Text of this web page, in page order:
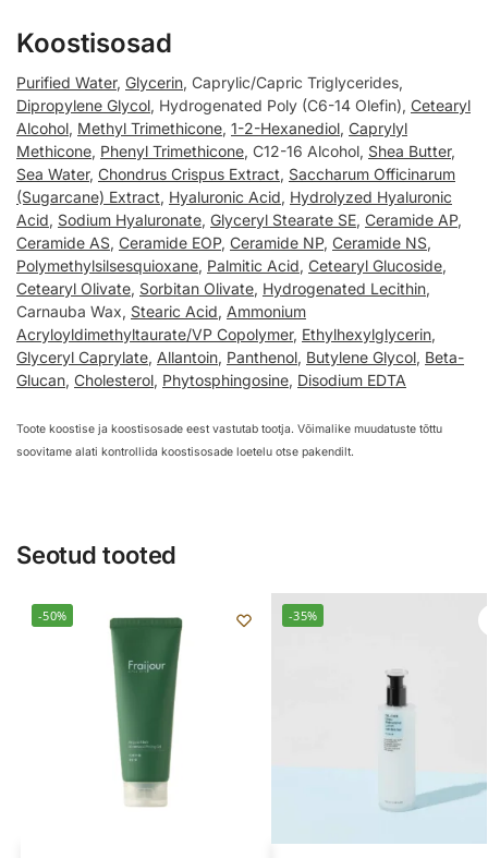
Koostisosad
Purified Water, Glycerin, Caprylic/Capric Triglycerides,
Dipropylene Glycol, Hydrogenated Poly (C6-14 Olefin), Cetearyl
Alcohol, Methyl Trimethicone, 1-2-Hexanediol, Caprylyl
Methicone, Phenyl Trimethicone, C12-16 Alcohol, Shea Butter,
Sea Water, Chondrus Crispus Extract, Saccharum Officinarum
(Sugarcane) Extract, Hyaluronic Acid, Hydrolyzed Hyaluronic
Acid, Sodium Hyaluronate, Glyceryl Stearate SE, Ceramide AP,
Ceramide AS, Ceramide EOP, Ceramide NP, Ceramide NS,
Polymethylsilsesquioxane, Palmitic Acid, Cetearyl Glucoside,
Cetearyl Olivate, Sorbitan Olivate, Hydrogenated Lecithin,
Carnauba Wax, Stearic Acid, Ammonium
Acryloyldimethyltaurate/VP Copolymer, Ethylhexylglycerin,
Glyceryl Caprylate, Allantoin, Panthenol, Butylene Glycol, Beta-
Glucan, Cholesterol, Phytosphingosine, Disodium EDTA
Toote koostise ja koostisosade eest vastutab tootja. Võimalike muudatuste tõttu
soovitame alati kontrollida koostisosade loetelu otse pakendilt.
Seotud tooted
-50% -35%